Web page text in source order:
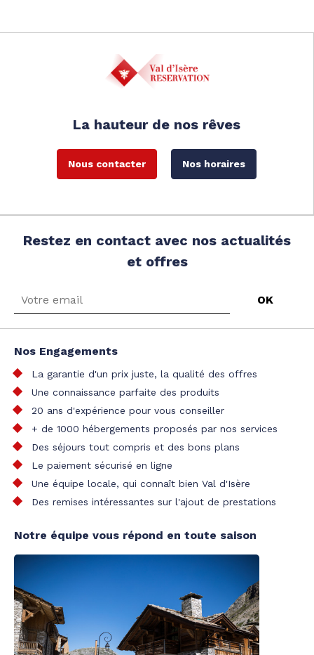
La hauteur de nos rêves
Nous contacter Nos horaires
Restez en contact avec nos actualités
et offres
Nos Engagements
La garantie d'un prix juste, la qualité des offres
Une connaissance parfaite des produits
20 ans d'expérience pour vous conseiller
+ de 1000 hébergements proposés par nos services
Des séjours tout compris et des bons plans
Le paiement sécurisé en ligne
Une équipe locale, qui connaît bien Val d'Isère
Des remises intéressantes sur l'ajout de prestations
Notre équipe vous répond en toute saison